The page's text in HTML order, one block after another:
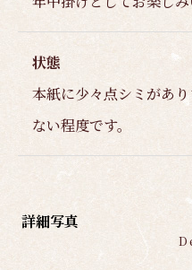
状態
本紙に少々点シミがあ
ない程度です。
詳細写真